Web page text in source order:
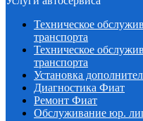
Техническое
транспорта
Техническое
транспорта
Установка
Диагностика Фиат
Ремонт Фиат
Обслуживание юр.